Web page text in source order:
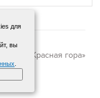
2025 «Красная гора»
для
вы